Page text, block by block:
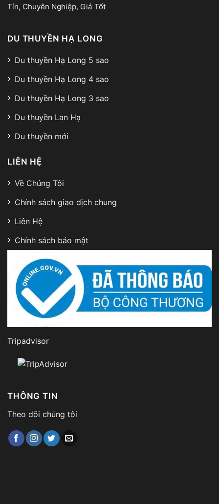
Tín, Chuyên Nghiệp, Giá Tốt
DU THUYỀN HẠ LONG
Du thuyền Hạ Long 5 sao
Du thuyền Hạ Long 4 sao
Du thuyền Hạ Long 3 sao
Du thuyền Lan Hạ
Du thuyền mới
LIÊN HỆ
Về Chúng Tôi
Chính sách giao dịch chung
Liên Hệ
Chính sách bảo mật
Tripadvisor
THÔNG TIN
Theo dõi chúng tôi